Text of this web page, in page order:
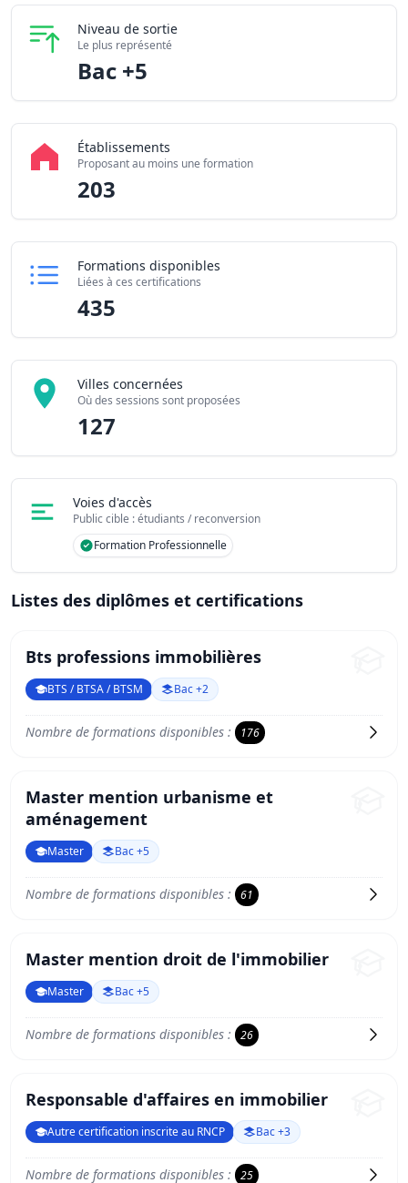
Niveau de sortie
Le plus représenté
Bac +5
Établissements
Proposant au moins une formation
203
Formations disponibles
Liées à ces certifications
435
Villes concernées
Où des sessions sont proposées
127
Voies d'accès
Public cible : étudiants / reconversion
Formation Professionnelle
Listes des diplômes et certifications
Bts professions immobilières
BTS / BTSA / BTSM Bac +2
Nombre de formations disponibles : 176
Master mention urbanisme et
aménagement
Master Bac +5
Nombre de formations disponibles : 61
Master mention droit de l'immobilier
Master Bac +5
Nombre de formations disponibles : 26
Responsable d'affaires en immobilier
Autre certification inscrite au RNCP Bac +3
Nombre de formations disponibles : 25